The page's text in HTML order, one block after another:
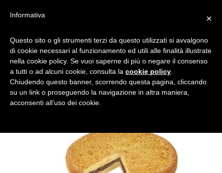
TORTA-CROCCANTE-2
×
Informativa
Questo sito o gli strumenti terzi da questo utilizzati si avvalgono
di cookie necessari al funzionamento ed utili alle finalità illustrate
nella cookie policy. Se vuoi saperne di più o negare il consenso
a tutti o ad alcuni cookie, consulta la cookie policy
Chiudendo questo banner, scorrendo questa pagina, cliccando
su un link o proseguendo la navigazione in altra maniera,
acconsenti all’uso dei cookie.